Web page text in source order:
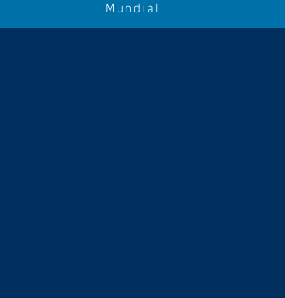
Mundial